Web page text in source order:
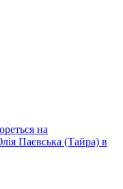
на
Паєвська (Тайра) в